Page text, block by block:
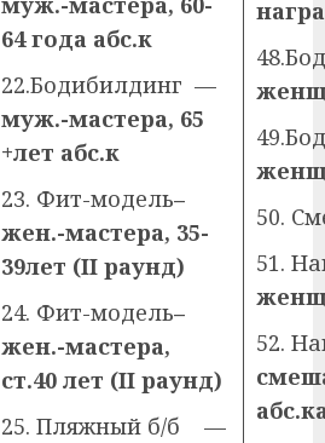
64 года абс.к
22.Бодибилдинг —
муж.-мастера, 65
+лет абс.к
23. Фит-модель–
жен.-мастера, 35-
39лет (II раунд)
24. Фит-модель–
жен.-мастера,
ст.40 лет (II раунд)
25. Пляжный б/б —
50.
51.
52.